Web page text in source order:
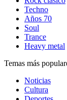
Techno
Años 70
Soul
Trance
Heavy metal
Temas más
Noticias
Cultura